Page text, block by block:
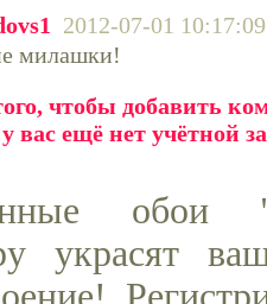
2012-07-01 10:17:09
милашки!
чтобы добавить
вас ещё нет учётной
украсят